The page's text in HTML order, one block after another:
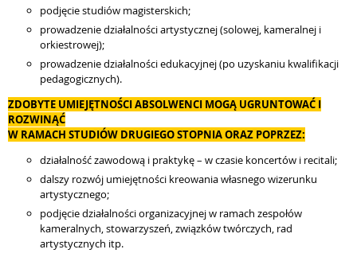
podjęcie studiów magisterskich;
prowadzenie działalności artystycznej (solowej, kameralnej i
orkiestrowej);
prowadzenie działalności edukacyjnej (po uzyskaniu kwalifikacji
pedagogicznych).
ZDOBYTE UMIEJĘTNOŚCI ABSOLWENCI MOGĄ UGRUNTOWAĆ I
ROZWINĄĆ
W RAMACH STUDIÓW DRUGIEGO STOPNIA ORAZ POPRZEZ:
działalność zawodową i praktykę – w czasie koncertów i recitali;
dalszy rozwój umiejętności kreowania własnego wizerunku
artystycznego;
podjęcie działalności organizacyjnej w ramach zespołów
kameralnych, stowarzyszeń, związków twórczych, rad
artystycznych itp.